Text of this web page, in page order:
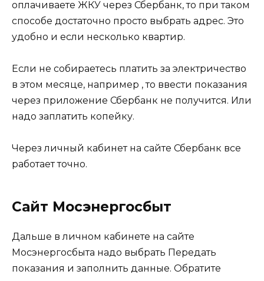
оплачиваете ЖКУ через Сбербанк, то при таком
способе достаточно просто выбрать адрес. Это
удобно и если несколько квартир.
Если не собираетесь платить за электричество
в этом месяце, например , то ввести показания
через приложение Сбербанк не получится. Или
надо заплатить копейку.
Через личный кабинет на сайте Сбербанк все
работает точно.
Сайт Мосэнергосбыт
Дальше в личном кабинете на сайте
Мосэнергосбыта надо выбрать Передать
показания и заполнить данные. Обратите